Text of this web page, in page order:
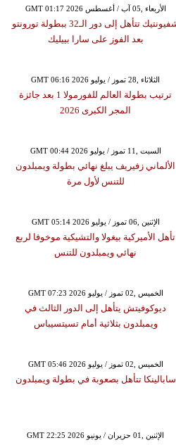
GMT 01:17 2026 الأربعاء ,05 آب / أغسطس
شفيونتيك تتأهل إلى دور الـ32 ببطولة تورونتو
بعد الفوز على سارا بييليك
GMT 06:16 2026 الثلاثاء ,28 تموز / يوليو
ترتيب بطولة العالم للفورمولا 1 بعد جائزة
المجر الكبرى 2026
GMT 00:44 2026 السبت ,11 تموز / يوليو
الألماني زفيريف يبلغ نهائي بطولة ويمبلدون
للتنس لأول مرة
GMT 05:14 2026 الإثنين ,06 تموز / يوليو
تأهل الأميركية بيغولا والتشيكية موخوفا لربع
نهائي ويمبلدون للتنس
GMT 07:23 2026 الخميس ,02 تموز / يوليو
ديوكوفيتش يتأهل إلى الدور الثالث في
ويمبلدون بثلاثية أمام تسيتسيباس
GMT 05:46 2026 الخميس ,02 تموز / يوليو
سابالينكا تتأهل بصعوبة في بطولة ويمبلدون
GMT 22:25 2026 الإثنين ,01 حزيران / يونيو